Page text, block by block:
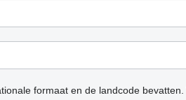
formaat en de landcode bevatten.